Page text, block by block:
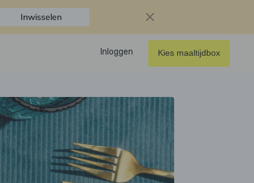
Inwisselen
Inloggen Kies maaltijdbox